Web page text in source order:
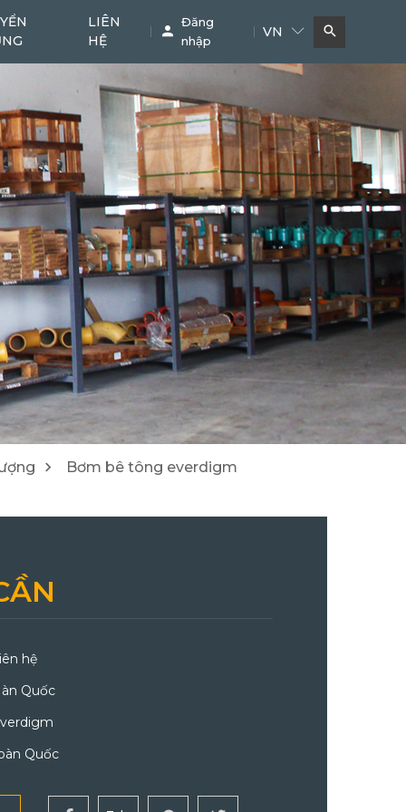
Bơm bê tông Cẩu
Phụ kiện chuyên dụng Khác
LIÊN
HỆ
Đăng
nhập
VN
Bơm bê tông everdigm
hệ
Quốc
Quốc